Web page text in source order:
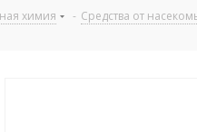
химия - Средства от